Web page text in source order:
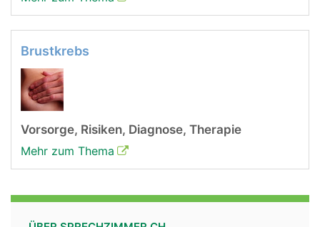
Brustkrebs
Vorsorge, Risiken, Diagnose, Therapie
Mehr zum Thema